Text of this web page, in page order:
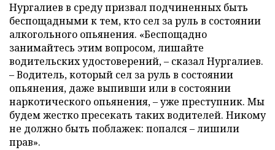
Нургалиев в среду призвал подчиненных быть
беспощадными к тем, кто сел за руль в состоянии
алкогольного опьянения. «Беспощадно
занимайтесь этим вопросом, лишайте
водительских удостоверений, – сказал Нургалиев.
– Водитель, который сел за руль в состоянии
опьянения, даже выпивши или в состоянии
наркотического опьянения, – уже преступник. Мы
будем жестко пресекать таких водителей. Никому
не должно быть поблажек: попался – лишили
прав».